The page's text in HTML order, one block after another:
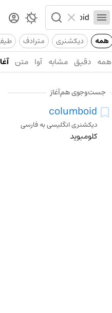
همه دیکشنری مترادف
همه دقیق مشابه آوا متن
جست‌وجوی هم‌آغاز
columboid
دیکشنری انگلیسی به فارسی
کلومبوید